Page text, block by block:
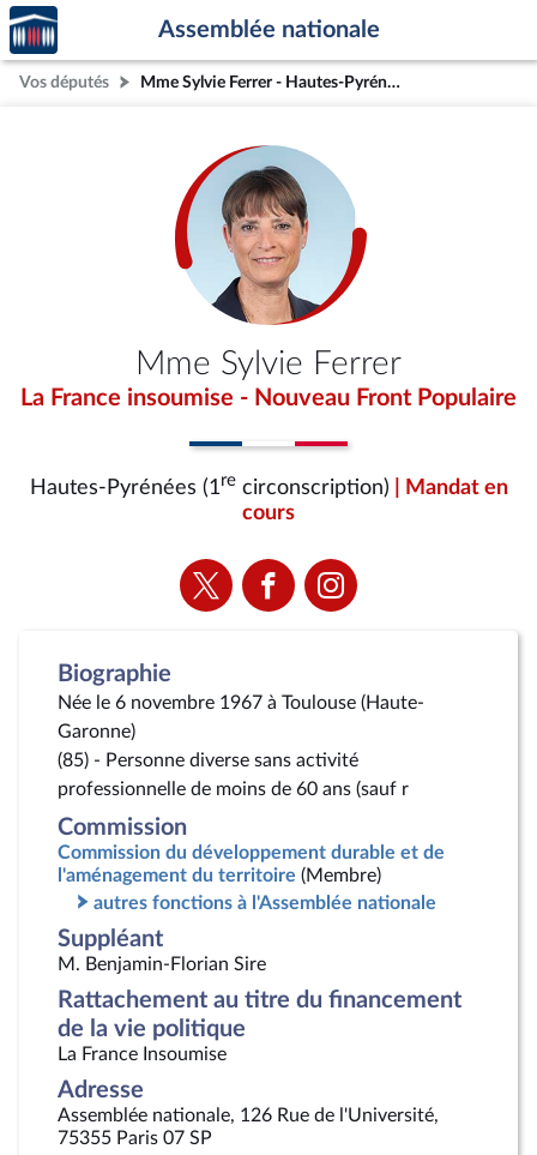
Aller au contenu
Aller en bas de la page
Accèder
à la
page
d'accueil
Assemblée nationale
Vos députés Mme Sylvie Ferrer - Hautes-Pyrénées (1re circonscription)
Mme Sylvie Ferrer
La France insoumise - Nouveau Front Populaire
Hautes-Pyrénées (1recirconscription)
| Mandat en
cours
Voir
la
Voir
la
Voir
la
Biographie
Née le 6 novembre 1967 à Toulouse (Haute-
Garonne)
(85) - Personne diverse sans activité
professionnelle de moins de 60 ans (sauf r
Commission
Commission du développement durable et de
l'aménagement du territoire (Membre)
autres fonctions à l'Assemblée nationale
Suppléant
M. Benjamin-Florian Sire
Rattachement au titre du financement
de la vie politique
La France Insoumise
Adresse
Assemblée nationale, 126 Rue de l'Université,
75355 Paris 07 SP